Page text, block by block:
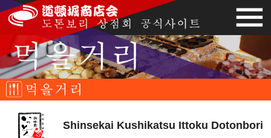
Shinsekai Kushikatsu Ittoku Dotonbori